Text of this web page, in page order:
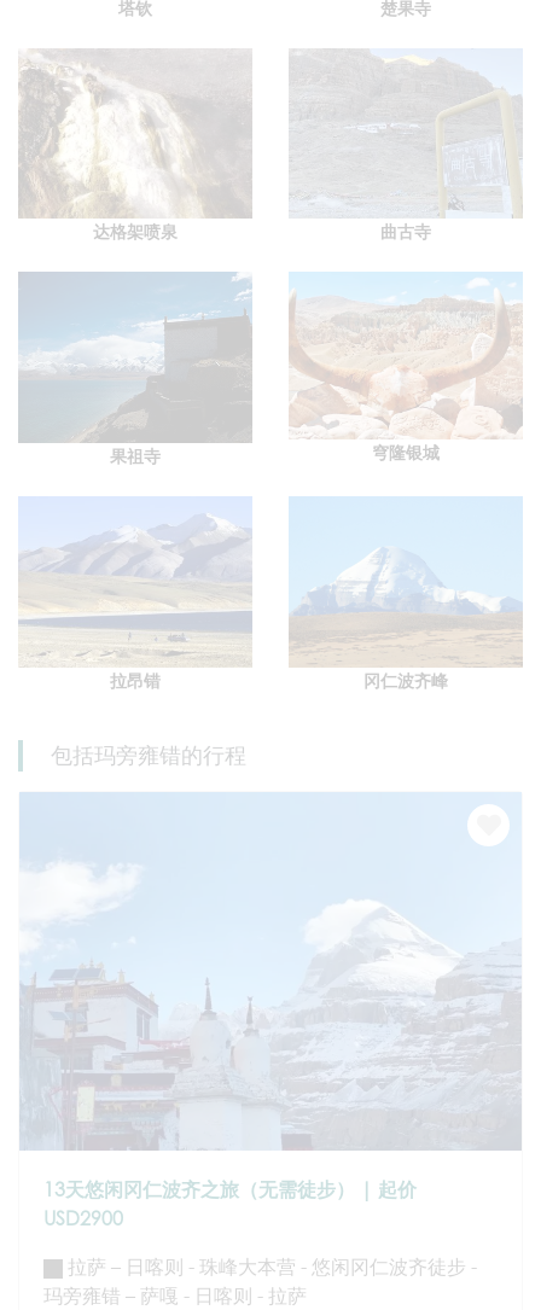
塔钦 楚果寺
达格架喷泉 曲古寺
果祖寺 穹隆银城
拉昂错 冈仁波齐峰
包括玛旁雍错的行程
13天悠闲冈仁波齐之旅（无需徒步） | 起价
USD2900
拉萨 – 日喀则 - 珠峰大本营 - 悠闲冈仁波齐徒步 -
玛旁雍错 – 萨嘎 - 日喀则 - 拉萨